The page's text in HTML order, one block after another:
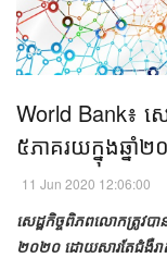
World Bank៖ ស
៥ភាគរយក្នុងឆ្នាំ
11 Jun 2020 12:06:00
សេដ្ឋកិច្ចពិភពលោកត្រូវបា
២០២០ ដោយសារតែជំងឺរា